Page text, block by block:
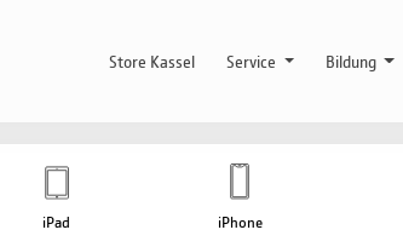
Store Kassel Service Bildung
iPad iPhone